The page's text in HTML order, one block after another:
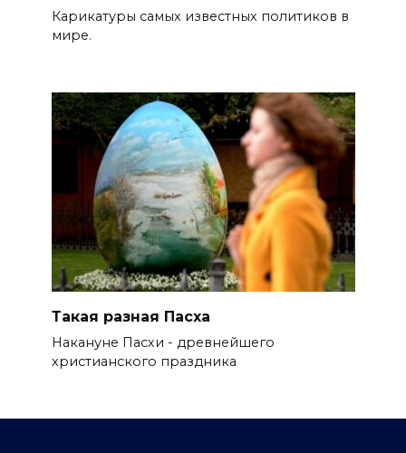
Карикатуры самых известных политиков в
мире.
Такая разная Пасха
Накануне Пасхи - древнейшего
христианского праздника